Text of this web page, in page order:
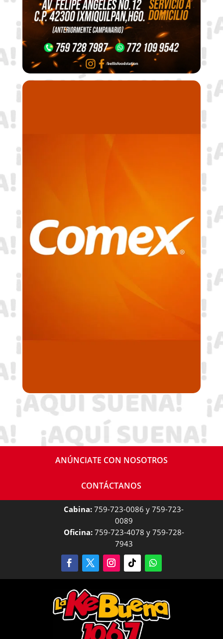
ANÚNCIATE CON NOSOTROS
CONTÁCTANOS
Cabina: 759-723-0086 y 759-723-
0089
Oficina:759-723-4078 y 759-728-
7943